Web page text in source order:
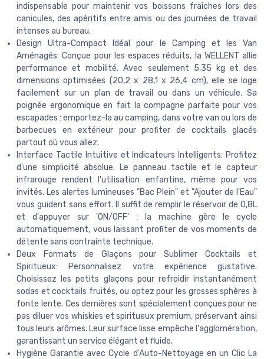
indispensable pour maintenir vos boissons fraîches lors des
canicules, des apéritifs entre amis ou des journées de travail
intenses au bureau.
Design Ultra-Compact Idéal pour le Camping et les Van
Aménagés: Conçue pour les espaces réduits, la WELLENT allie
performance et mobilité. Avec seulement 5,35 kg et des
dimensions optimisées (20,2 x 28,1 x 26,4 cm), elle se loge
facilement sur un plan de travail ou dans un véhicule. Sa
poignée ergonomique en fait la compagne parfaite pour vos
escapades : emportez-la au camping, dans votre van ou lors de
barbecues en extérieur pour profiter de cocktails glacés
partout où vous allez.
Interface Tactile Intuitive et Indicateurs Intelligents: Profitez
d'une simplicité absolue. Le panneau tactile et le capteur
infrarouge rendent l'utilisation enfantine, même pour vos
invités. Les alertes lumineuses "Bac Plein" et "Ajouter de l'Eau"
vous guident sans effort. Il suffit de remplir le réservoir de 0,8L
et d'appuyer sur 'ON/OFF' : la machine gère le cycle
automatiquement, vous laissant profiter de vos moments de
détente sans contrainte technique.
Deux Formats de Glaçons pour Sublimer Cocktails et
Spiritueux: Personnalisez votre expérience gustative.
Choisissez les petits glaçons pour refroidir instantanément
sodas et cocktails fruités, ou optez pour les grosses sphères à
fonte lente. Ces dernières sont spécialement conçues pour ne
pas diluer vos whiskies et spiritueux premium, préservant ainsi
tous leurs arômes. Leur surface lisse empêche l'agglomération,
garantissant un service élégant et fluide.
Hygiène Garantie avec Cycle d'Auto-Nettoyage en un Clic La